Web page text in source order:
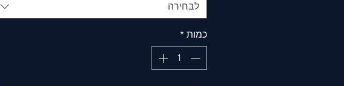
לבחירה
כמות *